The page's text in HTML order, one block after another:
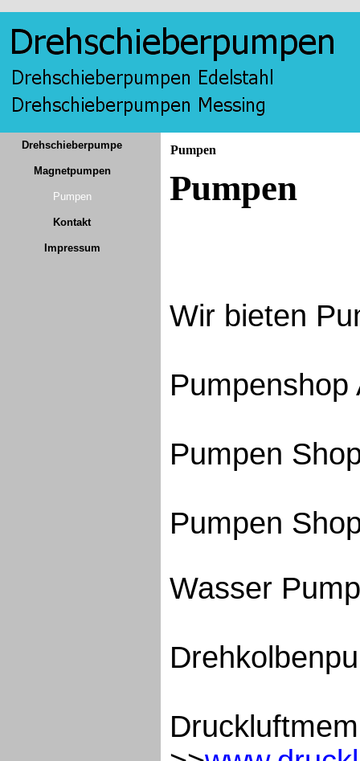
Drehschieberpumpe
Magnetpumpen
Pumpen
Kontakt
Impressum
Pumpen
Pumpen
Wir bieten
Pumpen
Pumpen
Wasser